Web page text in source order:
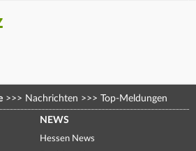
>>> Nachrichten >>> Top-Meldungen
NEWS
Hessen News